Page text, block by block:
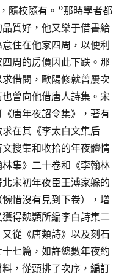
隨校隨有。”那時學者都
質好，他又樂于借書給
住在他家四周，以便利
周的房價因此下跌。那
借閱，歐陽修就曾屢次
曾向他借唐人詩集。宋
唐年夜詔令集》，著有
求在其《李太白文集后
搜集和收拾的年夜體情
集》二十卷和《李翰林
宋初年夜臣王溥家躲的
惜沒有見到下卷），增
得魏顥所編李白詩集二
從《唐類詩》以及刻石
七篇，如許總數年夜約
，從頭排了次序，編訂